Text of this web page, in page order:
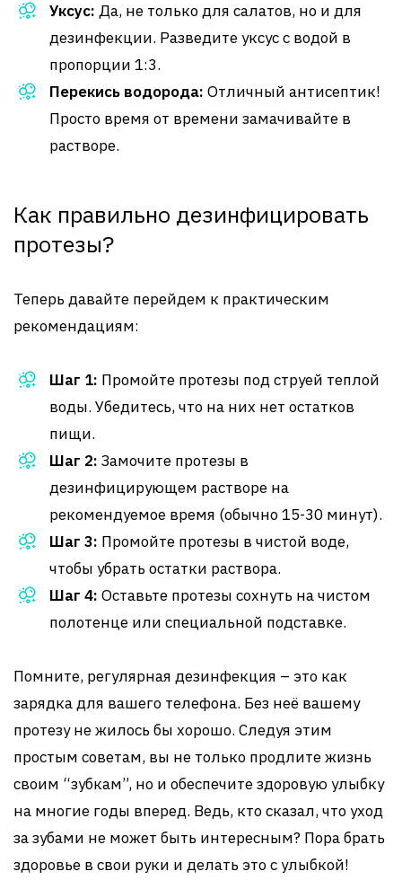
Уксус: Да, не только для салатов, но и для
дезинфекции. Разведите уксус с водой в
пропорции 1:3.
Перекись водорода: Отличный антисептик!
Просто время от времени замачивайте в
растворе.
Как правильно дезинфицировать
протезы?
Теперь давайте перейдем к практическим
рекомендациям:
Шаг 1: Промойте протезы под струей теплой
воды. Убедитесь, что на них нет остатков
пищи.
Шаг 2: Замочите протезы в
дезинфицирующем растворе на
рекомендуемое время (обычно 15-30 минут).
Шаг 3: Промойте протезы в чистой воде,
чтобы убрать остатки раствора.
Шаг 4: Оставьте протезы сохнуть на чистом
полотенце или специальной подставке.
Помните, регулярная дезинфекция – это как
зарядка для вашего телефона. Без неё вашему
протезу не жилось бы хорошо. Следуя этим
простым советам, вы не только продлите жизнь
своим “зубкам”, но и обеспечите здоровую улыбку
на многие годы вперед. Ведь, кто сказал, что уход
за зубами не может быть интересным? Пора брать
здоровье в свои руки и делать это с улыбкой!